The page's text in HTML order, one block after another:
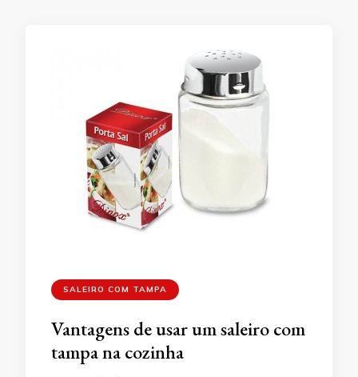
SALEIRO COM TAMPA
Vantagens de usar um saleiro com
tampa na cozinha